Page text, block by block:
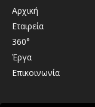
Αρχική
Εταιρεία
360°
Έργα
Επικοινωνία